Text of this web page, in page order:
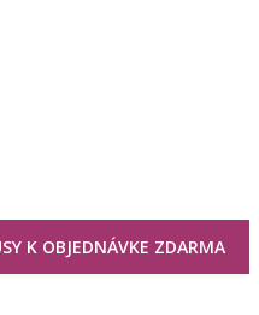
K OBJEDNÁVKE ZDARMA